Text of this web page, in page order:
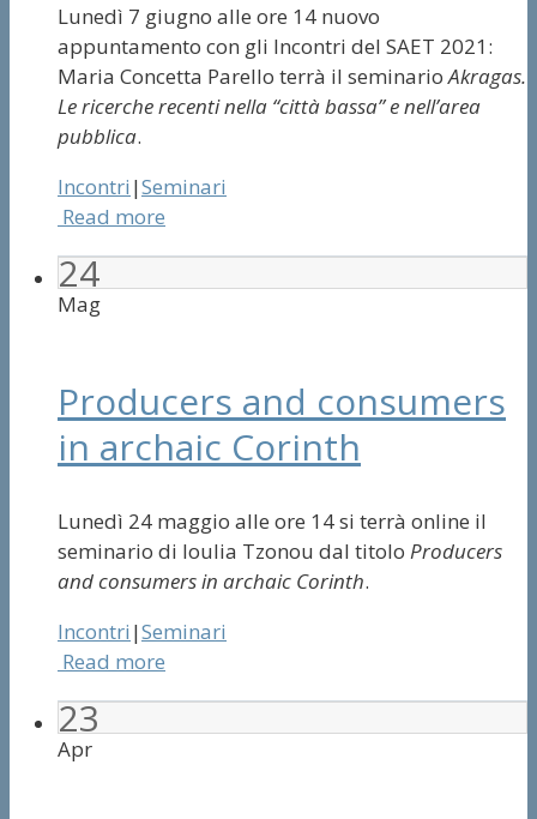
Lunedì 7 giugno alle ore 14 nuovo
appuntamento con gli Incontri del SAET 2021:
Maria Concetta Parello terrà il seminarioAkragas.
Le ricerche recenti nella “città bassa” e nell’area
pubblica.
Incontri |Seminari
Read more
24
Mag
Producers and consumers
in archaic Corinth
Lunedì 24 maggio alle ore 14 si terrà online il
seminario di Ioulia Tzonou dal titolo Producers
and consumers in archaic Corinth.
Incontri |Seminari
Read more
23
Apr